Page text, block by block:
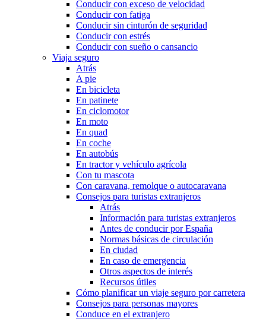
Conducir con exceso de velocidad
Conducir con fatiga
Conducir sin cinturón de seguridad
Conducir con estrés
Conducir con sueño o cansancio
Viaja seguro
Atrás
A pie
En bicicleta
En patinete
En ciclomotor
En moto
En quad
En coche
En autobús
En tractor y vehículo agrícola
Con tu mascota
Con caravana, remolque o autocaravana
Consejos para turistas extranjeros
Atrás
Información para turistas extranjeros
Antes de conducir por España
Normas básicas de circulación
En ciudad
En caso de emergencia
Otros aspectos de interés
Recursos útiles
Cómo planificar un viaje seguro por carretera
Consejos para personas mayores
Conduce en el extranjero